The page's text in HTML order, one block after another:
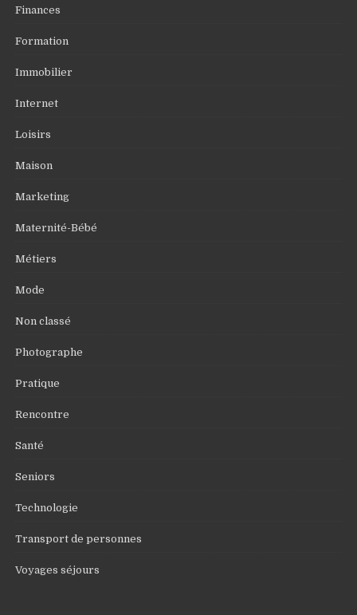
Finances
Formation
Immobilier
Internet
Loisirs
Maison
Marketing
Maternité-Bébé
Métiers
Mode
Non classé
Photographe
Pratique
Rencontre
Santé
Seniors
Technologie
Transport de personnes
Voyages séjours